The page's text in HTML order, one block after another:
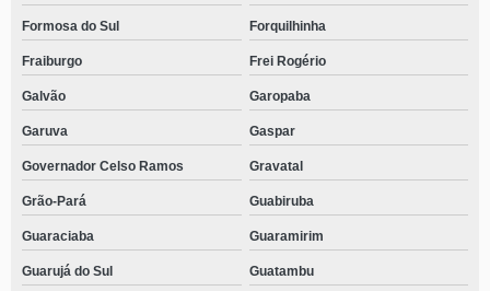
Formosa do Sul Forquilhinha
Fraiburgo Frei Rogério
Galvão Garopaba
Garuva Gaspar
Governador Celso Ramos Gravatal
Grão-Pará Guabiruba
Guaraciaba Guaramirim
Guarujá do Sul Guatambu